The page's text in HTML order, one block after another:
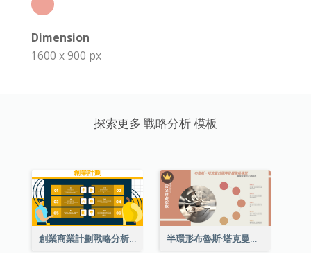
Dimension
1600 x 900 px
探索更多 戰略分析 模板
創業商業計劃戰略分析 半環形布魯斯·塔克曼的團隊發展階段模型圖表